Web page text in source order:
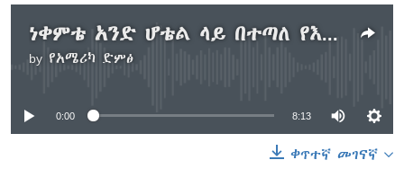
ነቀምቴ አንድ ሆቴል ላይ በተጣለ የእጅ ቦምብ የሰው ሕይወት አለፈ
by የአሜሪካ ድምፅ
No media source currently available
0:00 8:13
ቀጥተኛ መገናኛ